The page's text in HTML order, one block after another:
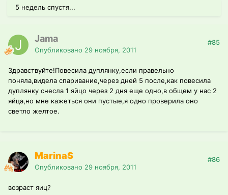
5 недель спустя...
Jama
Опубликовано 29 ноября, 2011
#85
Здравствуйте!Повесила дуплянку,если правельно
поняла,видела спаривание,через дней 5 после,как повесила
дуплянку снесла 1 яйцо через 2 дня еще одно,в общем у нас 2
яйца,но мне кажеться они пустые,я одно проверила оно
светло желтое.
MarinaS
Опубликовано 29 ноября, 2011
#86
возраст яиц?